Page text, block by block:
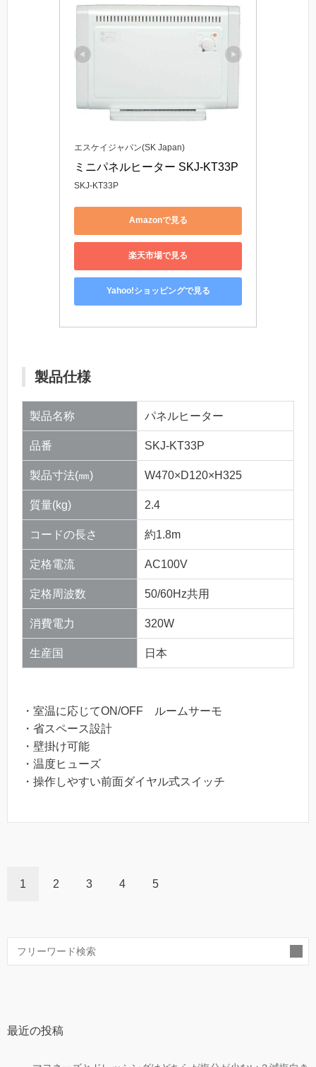
エスケイジャパン(SK Japan)
ミニパネルヒーター SKJ-KT33P
SKJ-KT33P
Amazonで見る
楽天市場で見る
Yahoo!ショッピングで見る
製品仕様
製品名称 パネルヒーター
品番 SKJ-KT33P
製品寸法(㎜) W470×D120×H325
質量(kg) 2.4
コードの長さ 約1.8m
定格電流 AC100V
定格周波数 50/60Hz共用
消費電力 320W
生産国 日本
・室温に応じてON/OFF ルームサーモ
・省スペース設計
・壁掛け可能
・温度ヒューズ
・操作しやすい前面ダイヤル式スイッチ
1 2 3 4 5
最近の投稿